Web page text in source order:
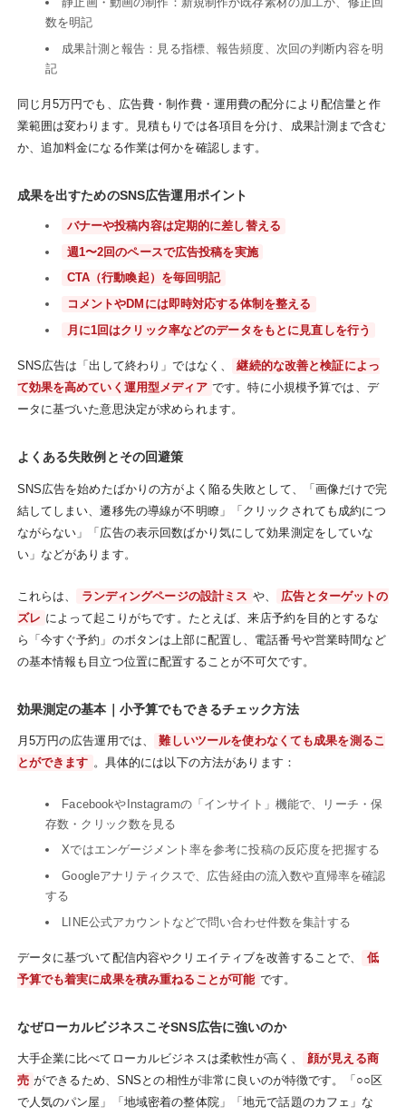
数を明記
成果計測と報告：見る指標、報告頻度、次回の判断内容を明
記
同じ月5万円でも、広告費・制作費・運用費の配分により配信量と作
業範囲は変わります。見積もりでは各項目を分け、成果計測まで含む
か、追加料金になる作業は何かを確認します。
成果を出すためのSNS広告運用ポイント
バナーや投稿内容は定期的に差し替える
週1〜2回のペースで広告投稿を実施
CTA（行動喚起）を毎回明記
コメントやDMには即時対応する体制を整える
月に1回はクリック率などのデータをもとに見直しを行う
SNS広告は「出して終わり」ではなく、
継続的な改善と検証によっ
て効果を高めていく運用型メディア です。特に小規模予算では、デ
ータに基づいた意思決定が求められます。
よくある失敗例とその回避策
SNS広告を始めたばかりの方がよく陥る失敗として、「画像だけで完
結してしまい、遷移先の導線が不明瞭」「クリックされても成約につ
ながらない」「広告の表示回数ばかり気にして効果測定をしていな
い」などがあります。
これらは、 ランディングページの設計ミス や、
広告とターゲットの
ズレ によって起こりがちです。たとえば、来店予約を目的とするな
ら「今すぐ予約」のボタンは上部に配置し、電話番号や営業時間など
の基本情報も目立つ位置に配置することが不可欠です。
効果測定の基本｜小予算でもできるチェック方法
月5万円の広告運用では、
難しいツールを使わなくても成果を測るこ
とができます 。具体的には以下の方法があります：
FacebookやInstagramの「インサイト」機能で、リーチ・保
存数・クリック数を見る
Xではエンゲージメント率を参考に投稿の反応度を把握する
Googleアナリティクスで、広告経由の流入数や直帰率を確認
する
LINE公式アカウントなどで問い合わせ件数を集計する
データに基づいて配信内容やクリエイティブを改善することで、
低
予算でも着実に成果を積み重ねることが可能 です。
なぜローカルビジネスこそSNS広告に強いのか
大手企業に比べてローカルビジネスは柔軟性が高く、
顔が見える商
売 ができるため、SNSとの相性が非常に良いのが特徴です。「○○区
で人気のパン屋」「地域密着の整体院」「地元で話題のカフェ」な